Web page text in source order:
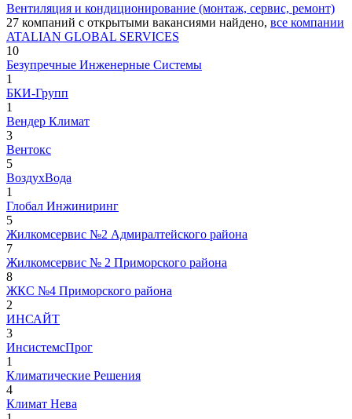
Вентиляция и кондиционирование (монтаж, сервис, ремонт)
27 компаний с открытыми вакансиями найдено, все компании
ATALIAN GLOBAL SERVICES
10
Безупречные Инженерные Системы
1
БКИ-Групп
1
Вендер Климат
3
Вентокс
5
ВоздухВода
1
Глобал Инжиниринг
5
Жилкомсервис №2 Адмиралтейского района
7
Жилкомсервис № 2 Приморского района
8
ЖКС №4 Приморского района
2
ИНСАЙТ
3
ИнсистемсПрог
1
Климатические Решения
4
Климат Нева